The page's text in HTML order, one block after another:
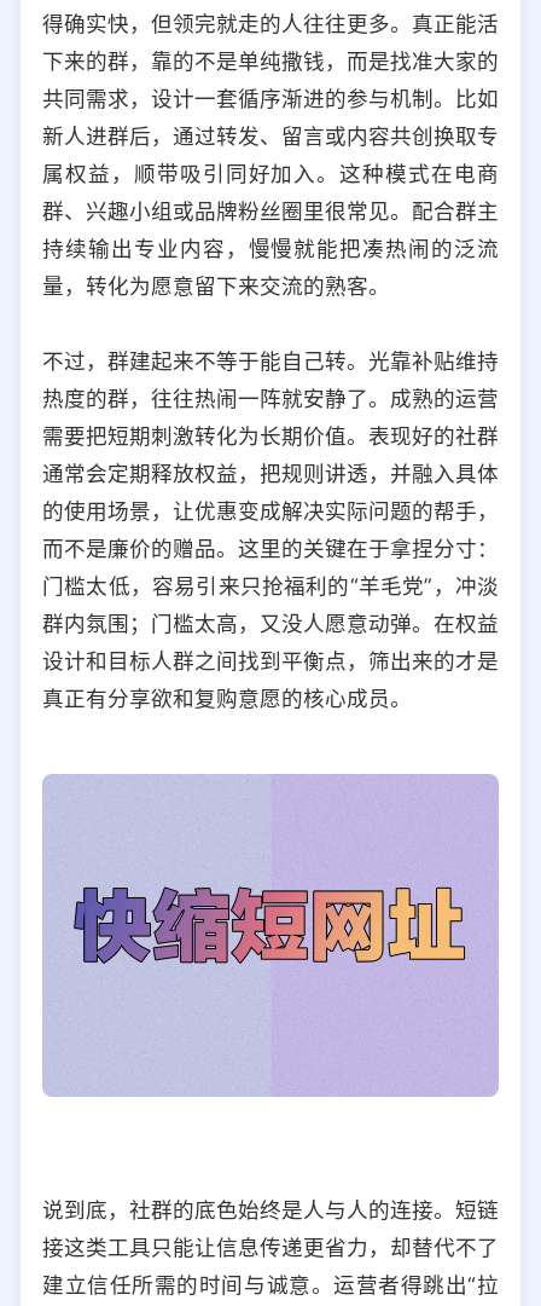
得确实快，但领完就走的人往往更多。真正能活
下来的群，靠的不是单纯撒钱，而是找准大家的
共同需求，设计一套循序渐进的参与机制。比如
新人进群后，通过转发、留言或内容共创换取专
属权益，顺带吸引同好加入。这种模式在电商
群、兴趣小组或品牌粉丝圈里很常见。配合群主
持续输出专业内容，慢慢就能把凑热闹的泛流
量，转化为愿意留下来交流的熟客。
不过，群建起来不等于能自己转。光靠补贴维持
热度的群，往往热闹一阵就安静了。成熟的运营
需要把短期刺激转化为长期价值。表现好的社群
通常会定期释放权益，把规则讲透，并融入具体
的使用场景，让优惠变成解决实际问题的帮手，
而不是廉价的赠品。这里的关键在于拿捏分寸：
门槛太低，容易引来只抢福利的“羊毛党”，冲淡
群内氛围；门槛太高，又没人愿意动弹。在权益
设计和目标人群之间找到平衡点，筛出来的才是
真正有分享欲和复购意愿的核心成员。
说到底，社群的底色始终是人与人的连接。短链
接这类工具只能让信息传递更省力，却替代不了
建立信任所需的时间与诚意。运营者得跳出“拉